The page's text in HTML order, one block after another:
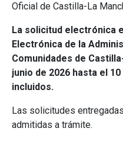
Oficial de Castilla-La
La solicitud electrónica
Electrónica de la
Comunidades de
junio de 2026 hasta el
incluidos.
Las solicitudes
admitidas a trámite.